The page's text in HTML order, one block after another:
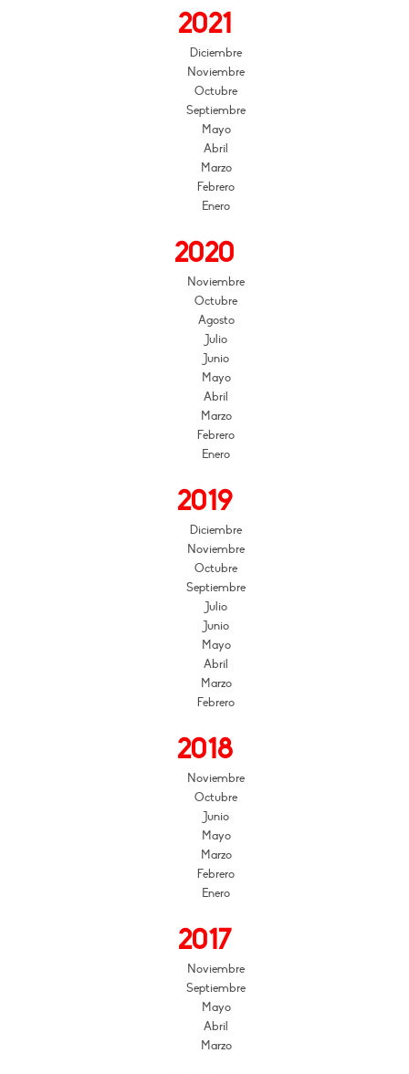
2021
Diciembre
Noviembre
Octubre
Septiembre
Mayo
Abril
Marzo
Febrero
Enero
2020
Noviembre
Octubre
Agosto
Julio
Junio
Mayo
Abril
Marzo
Febrero
Enero
2019
Diciembre
Noviembre
Octubre
Septiembre
Julio
Junio
Mayo
Abril
Marzo
Febrero
2018
Noviembre
Octubre
Junio
Mayo
Marzo
Febrero
Enero
2017
Noviembre
Septiembre
Mayo
Abril
Marzo